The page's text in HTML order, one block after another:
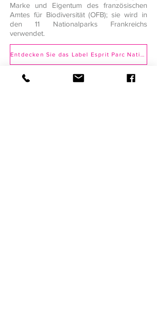
Marke und Eigentum des französischen
Amtes für Biodiversität (OFB); sie wird in
den 11 Nationalparks Frankreichs
verwendet.